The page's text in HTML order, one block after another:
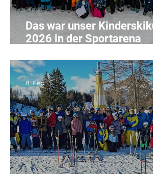
Das war unser Kinderskikurs
2026 in der Sportarena
8. Feb.